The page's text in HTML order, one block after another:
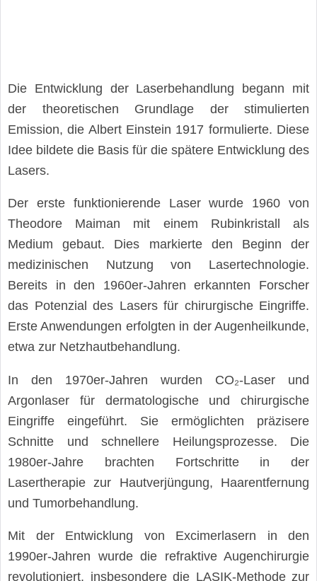
Die Entwicklung der Laserbehandlung begann mit
der theoretischen Grundlage der stimulierten
Emission, die Albert Einstein 1917 formulierte. Diese
Idee bildete die Basis für die spätere Entwicklung des
Lasers.
Der erste funktionierende Laser wurde 1960 von
Theodore Maiman mit einem Rubinkristall als
Medium gebaut. Dies markierte den Beginn der
medizinischen Nutzung von Lasertechnologie.
Bereits in den 1960er-Jahren erkannten Forscher
das Potenzial des Lasers für chirurgische Eingriffe.
Erste Anwendungen erfolgten in der Augenheilkunde,
etwa zur Netzhautbehandlung.
In den 1970er-Jahren wurden CO₂-Laser und
Argonlaser für dermatologische und chirurgische
Eingriffe eingeführt. Sie ermöglichten präzisere
Schnitte und schnellere Heilungsprozesse. Die
1980er-Jahre brachten Fortschritte in der
Lasertherapie zur Hautverjüngung, Haarentfernung
und Tumorbehandlung.
Mit der Entwicklung von Excimerlasern in den
1990er-Jahren wurde die refraktive Augenchirurgie
revolutioniert, insbesondere die LASIK-Methode zur